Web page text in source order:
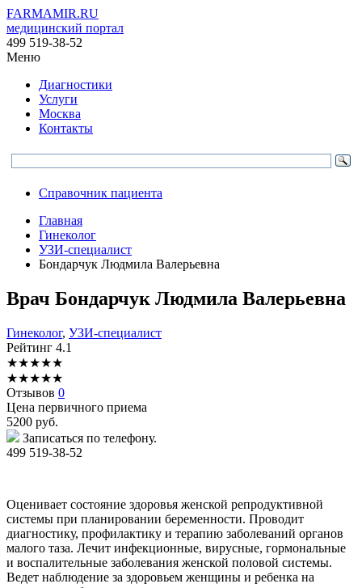
FARMAMIR.RU
медицинский портал
499 519-38-52
Меню
Диагностики
Услуги
Москва
Контакты
Справочник пациента
Главная
Гинеколог
УЗИ-специалист
Бондарчук Людмила Валерьевна
Врач Бондарчук Людмила Валерьевна
Гинеколог, УЗИ-специалист
Рейтинг 4.1
★★★★★
★★★★★
Отзывов 0
Цена первичного приема
5200 руб.
Записаться по телефону.
499 519-38-52
Оценивает состояние здоровья женской репродуктивной
системы при планировании беременности. Проводит
диагностику, профилактику и терапию заболеваний органов
малого таза. Лечит инфекционные, вирусные, гормональные
и воспалительные заболевания женской половой системы.
Ведет наблюдение за здоровьем женщины и ребенка на